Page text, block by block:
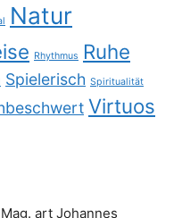
Natur
Rhythmus Ruhe
Spielerisch Spiritualität
Virtuos
art Johannes